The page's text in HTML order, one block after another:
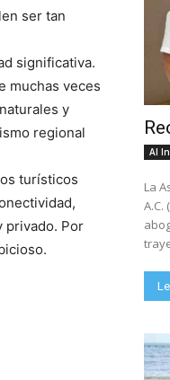
ser tan
significativa.
muchas veces
y
regional
turísticos
privado. Por
Al
La
A.C.